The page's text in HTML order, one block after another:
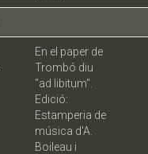
En el paper de
Trombó diu
"ad libitum".
Edició:
Estamperia de
música d'A.
Boileau i